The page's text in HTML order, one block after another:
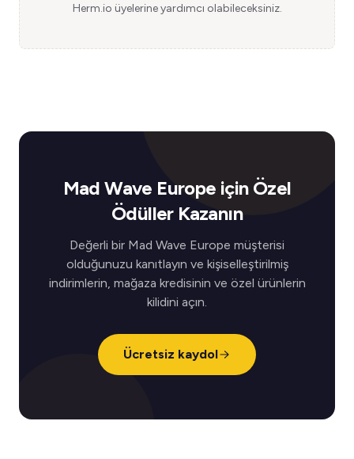
Herm.io üyelerine yardımcı olabileceksiniz.
Mad Wave Europe için Özel
Ödüller Kazanın
Değerli bir Mad Wave Europe müşterisi
olduğunuzu kanıtlayın ve kişiselleştirilmiş
indirimlerin, mağaza kredisinin ve özel ürünlerin
kilidini açın.
Ücretsiz kaydol